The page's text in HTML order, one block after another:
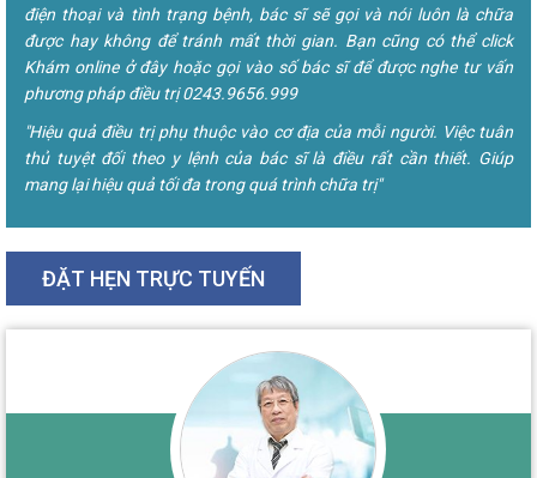
điện thoại và tình trạng bệnh, bác sĩ sẽ gọi và nói luôn là chữa
được hay không để tránh mất thời gian. Bạn cũng có thể click
Khám online ở đây hoặc gọi vào số bác sĩ để được nghe tư vấn
phương pháp điều trị 0243.9656.999
"Hiệu quả điều trị phụ thuộc vào cơ địa của mỗi người. Việc tuân
thủ tuyệt đối theo y lệnh của bác sĩ là điều rất cần thiết. Giúp
mang lại hiệu quả tối đa trong quá trình chữa trị"
ĐẶT HẸN TRỰC TUYẾN